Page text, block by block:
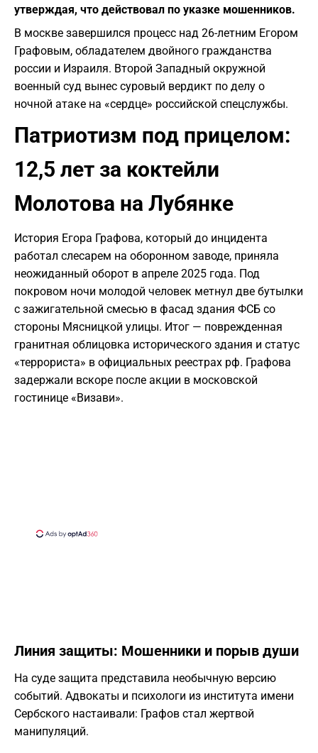
утверждая, что действовал по указке мошенников.
В москве завершился процесс над 26-летним Егором
Графовым, обладателем двойного гражданства
россии и Израиля. Второй Западный окружной
военный суд вынес суровый вердикт по делу о
ночной атаке на «сердце» российской спецслужбы.
Патриотизм под прицелом:
12,5 лет за коктейли
Молотова на Лубянке
История Егора Графова, который до инцидента
работал слесарем на оборонном заводе, приняла
неожиданный оборот в апреле 2025 года. Под
покровом ночи молодой человек метнул две бутылки
с зажигательной смесью в фасад здания ФСБ со
стороны Мясницкой улицы. Итог — поврежденная
гранитная облицовка исторического здания и статус
«террориста» в официальных реестрах рф. Графова
задержали вскоре после акции в московской
гостинице «Визави».
Линия защиты: Мошенники и порыв души
На суде защита представила необычную версию
событий. Адвокаты и психологи из института имени
Сербского настаивали: Графов стал жертвой
манипуляций.